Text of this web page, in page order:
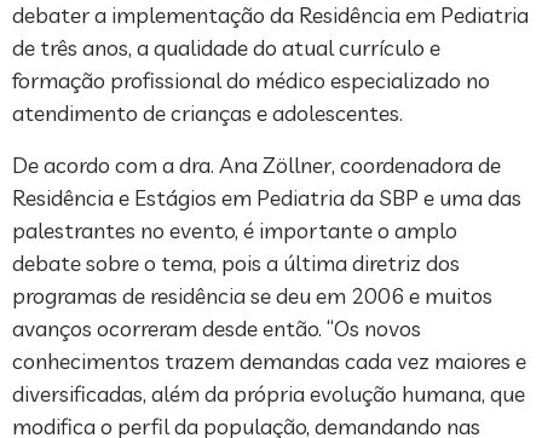
debater a implementação da Residência em Pediatria
de três anos, a qualidade do atual currículo e
formação profissional do médico especializado no
atendimento de crianças e adolescentes.
De acordo com a dra. Ana Zöllner, coordenadora de
Residência e Estágios em Pediatria da SBP e uma das
palestrantes no evento, é importante o amplo
debate sobre o tema, pois a última diretriz dos
programas de residência se deu em 2006 e muitos
avanços ocorreram desde então. “Os novos
conhecimentos trazem demandas cada vez maiores e
diversificadas, além da própria evolução humana, que
modifica o perfil da população, demandando nas